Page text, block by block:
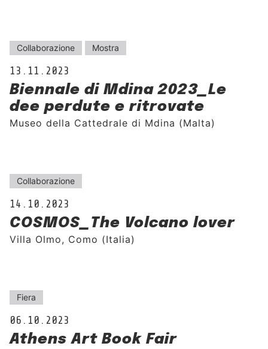
Collaborazione Mostra
13.11.2023
Biennale di Mdina 2023_Le
dee perdute e ritrovate
Museo della Cattedrale di Mdina (Malta)
Collaborazione
14.10.2023
COSMOS_The Volcano lover
Villa Olmo, Como (Italia)
Fiera
06.10.2023
Athens Art Book Fair